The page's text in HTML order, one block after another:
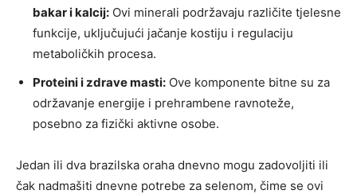
bakar i kalcij: Ovi minerali podržavaju različite tjelesne
funkcije, uključujući jačanje kostiju i regulaciju
metaboličkih procesa.
Proteini i zdrave masti: Ove komponente bitne su za
održavanje energije i prehrambene ravnoteže,
posebno za fizički aktivne osobe.
Jedan ili dva brazilska oraha dnevno mogu zadovoljiti ili
čak nadmašiti dnevne potrebe za selenom, čime se ovi